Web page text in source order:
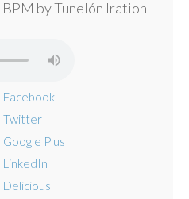
by Tunelón Iration